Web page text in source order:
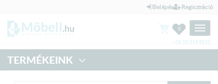
Belépés Regisztráció
Toggle
0
+36 20 318 8122
TERMÉKEINK